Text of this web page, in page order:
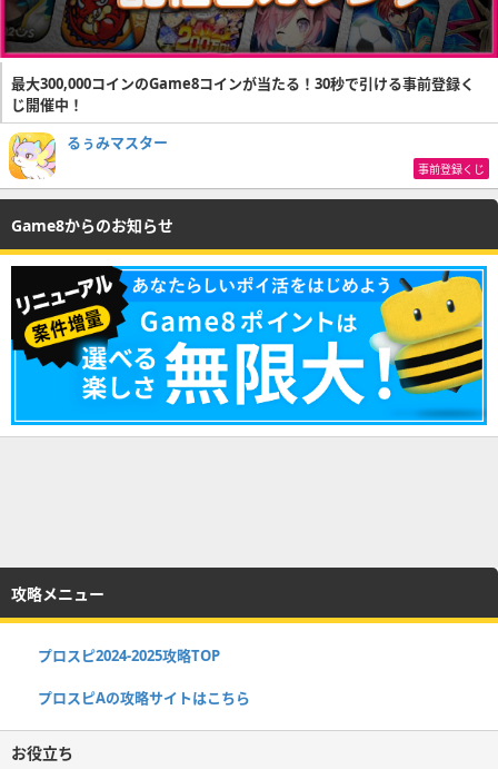
最大300,000コインのGame8コインが当たる！30秒で引ける事前登録く
じ開催中！
るぅみマスター
事前登録くじ
Game8からのお知らせ
攻略メニュー
プロスピ2024-2025攻略TOP
プロスピAの攻略サイトはこちら
お役立ち